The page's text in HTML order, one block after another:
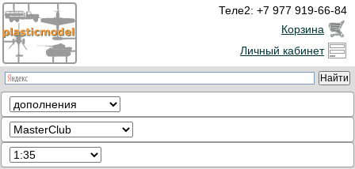
Теле2: +7 977 919-66-84
Корзина
Личный кабинет